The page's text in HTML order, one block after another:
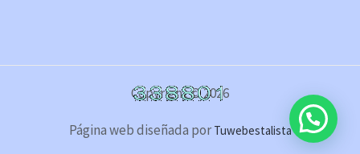
Copyright © 2026
Página web diseñada porTuwebestalista